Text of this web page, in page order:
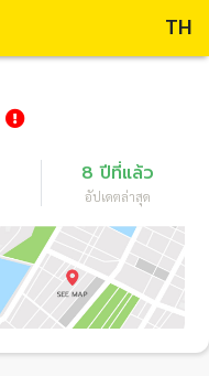
TH
8 ปีที่แล้ว
อัปเดตล่าสุด